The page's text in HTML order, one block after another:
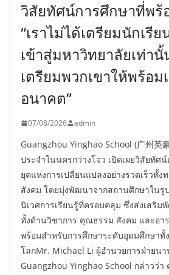
วิสัยทัศน์การศึกษาที่พร้
“เราไม่ได้เตรียมนักเรีย
เข้าสู่มหาวิทยาลัยเท่านั้
เตรียมพวกเขาให้พร้อ
อนาคต”
07/08/2026 admin
Guangzhou Yinghao School (广州英
ประจำในนครกว่างโจว เปิดเผยวิสัยทัศ
ยุคแห่งการเปลี่ยนแปลงอย่างรวดเร็วทั้ง
สังคม โดยมุ่งพัฒนาจากสถานศึกษาในรู
นิเวศการเรียนรู้ที่ครอบคลุม ซึ่งส่งเสริม
ทั้งด้านวิชาการ คุณธรรม สังคม และอา
พร้อมสำหรับการศึกษาระดับอุดมศึกษาทั้
โลกMr. Michael Li ผู้อำนวยการฝ่ายน
Guangzhou Yinghao School กล่าวว่า